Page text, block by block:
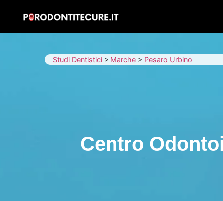
Studi Dentistici > Marche > Pesaro Urbino
Centro